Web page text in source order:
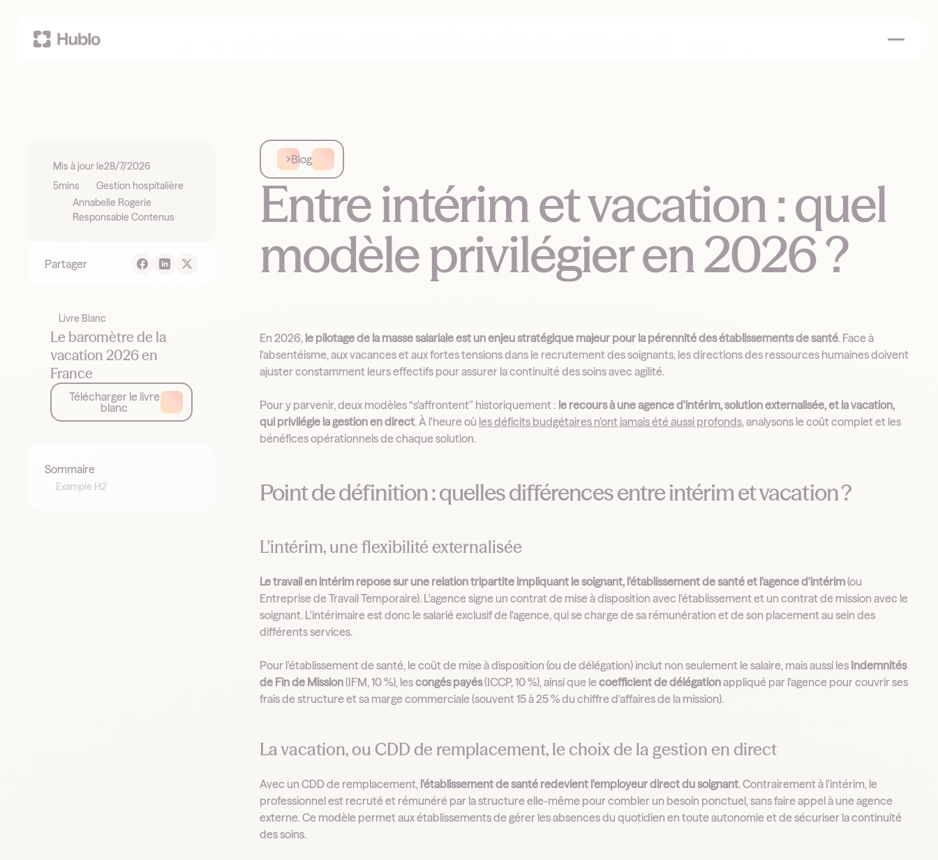
Mis à jour le28/7/2026
5mins
Gestion hospitalière
Annabelle Rogerie
Responsable Contenus
Partager
Livre Blanc
Le baromètre de la
vacation 2026 en
France
Télécharger le livre
blanc
Sommaire
Example H2
Blog
Entre intérim et vacation : quel
modèle privilégier en 2026 ?
En 2026, le pilotage de la masse salariale est un enjeu stratégique majeur pour la pérennité des établissements de santé. Face à
l'absentéisme, aux vacances et aux fortes tensions dans le recrutement des soignants, les directions des ressources humaines doivent
ajuster constamment leurs effectifs pour assurer la continuité des soins avec agilité.
Pour y parvenir, deux modèles “s'affrontent” historiquement : le recours à une agence d'intérim, solution externalisée, et la vacation,
qui privilégie la gestion en direct. À l'heure où les déficits budgétaires n’ont jamais été aussi profonds, analysons le coût complet et les
bénéfices opérationnels de chaque solution.
Point de définition : quelles différences entre intérim et vacation ?
L'intérim, une flexibilité externalisée
Le travail en intérim repose sur une relation tripartite impliquant le soignant, l'établissement de santé et l'agence d'intérim(ou
Entreprise de Travail Temporaire). L'agence signe un contrat de mise à disposition avec l'établissement et un contrat de mission avec le
soignant. L'intérimaire est donc le salarié exclusif de l'agence, qui se charge de sa rémunération et de son placement au sein des
différents services.
Pour l’établissement de santé, le coût de mise à disposition (ou de délégation) inclut non seulement le salaire, mais aussi lesIndemnités
de Fin de Mission(IFM, 10 %), lescongés payés(ICCP, 10 %), ainsi que lecoefficient de délégationappliqué par l'agence pour couvrir ses
frais de structure et sa marge commerciale (souvent 15 à 25 % du chiffre d'affaires de la mission).
La vacation, ou CDD de remplacement, le choix de la gestion en direct
Avec un CDD de remplacement, l'établissement de santé redevient l'employeur direct du soignant. Contrairement à l'intérim, le
professionnel est recruté et rémunéré par la structure elle-même pour combler un besoin ponctuel, sans faire appel à une agence
externe. Ce modèle permet aux établissements de gérer les absences du quotidien en toute autonomie et de sécuriser la continuité
des soins.